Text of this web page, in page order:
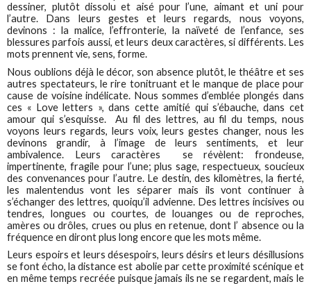
dessiner, plutôt dissolu et aisé pour l’une, aimant et uni pour
l’autre. Dans leurs gestes et leurs regards, nous voyons,
devinons : la malice, l’effronterie, la naïveté de l’enfance, ses
blessures parfois aussi, et leurs deux caractères, si différents. Les
mots prennent vie, sens, forme.
Nous oublions déjà le décor, son absence plutôt, le théâtre et ses
autres spectateurs, le rire tonitruant et le manque de place pour
cause de voisine indélicate. Nous sommes d’emblée plongés dans
ces « Love letters », dans cette amitié qui s’ébauche, dans cet
amour qui s’esquisse. Au fil des lettres, au fil du temps, nous
voyons leurs regards, leurs voix, leurs gestes changer, nous les
devinons grandir, à l’image de leurs sentiments, et leur
ambivalence. Leurs caractères se révèlent: frondeuse,
impertinente, fragile pour l’une; plus sage, respectueux, soucieux
des convenances pour l’autre. Le destin, des kilomètres, la fierté,
les malentendus vont les séparer mais ils vont continuer à
s’échanger des lettres, quoiqu’il advienne. Des lettres incisives ou
tendres, longues ou courtes, de louanges ou de reproches,
amères ou drôles, crues ou plus en retenue, dont l’ absence ou la
fréquence en diront plus long encore que les mots même.
Leurs espoirs et leurs désespoirs, leurs désirs et leurs désillusions
se font écho, la distance est abolie par cette proximité scénique et
en même temps recréée puisque jamais ils ne se regardent, mais le